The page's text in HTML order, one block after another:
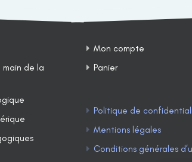
de la
Mon compte
Panier
Politique de
Mentions légales
Conditions générales